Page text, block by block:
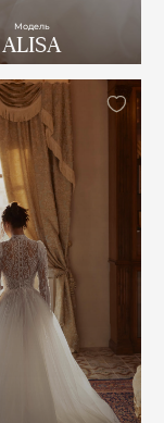
Модель
ALISA